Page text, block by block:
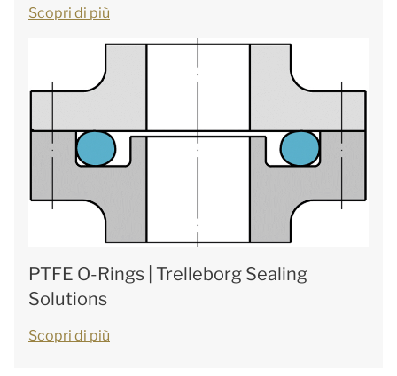
Scopri di più
PTFE O-Rings | Trelleborg Sealing
Solutions
Scopri di più